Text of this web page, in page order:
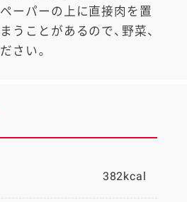
ーパーの上に直接肉を置
うことがあるので、野菜、
さい。
382kcal